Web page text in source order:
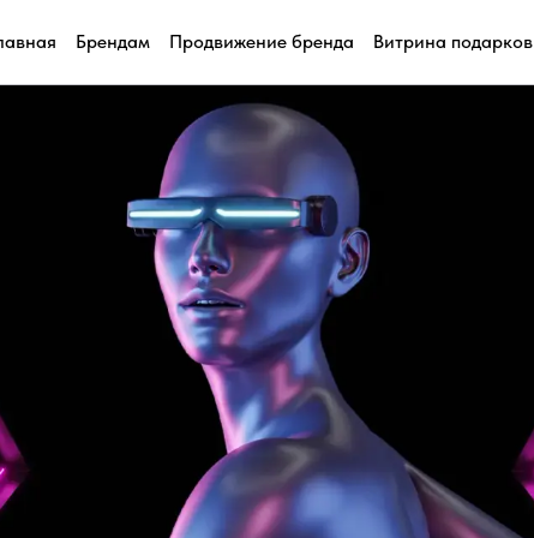
Брендам Продвижение бренда Витрина подарков